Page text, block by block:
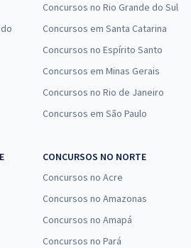
Concursos no Rio Grande do Sul
Concursos em Santa Catarina
Concursos no Espírito Santo
Concursos em Minas Gerais
Concursos no Rio de Janeiro
Concursos em São Paulo
CONCURSOS NO NORTE
Concursos no Acre
Concursos no Amazonas
Concursos no Amapá
Concursos no Pará